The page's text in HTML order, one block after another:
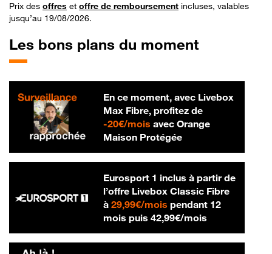
Prix des offres et offre de remboursement incluses, valables
jusqu’au 19/08/2026.
Les bons plans du moment
En ce moment, avec Livebox
Max Fibre, profitez de
-20€/mois20 € par mois
avec Orange
Maison Protégée
Eurosport 1 inclus à partir de
l’offre Livebox Classic Fibre
à 29,99€/mois29,99 € par mois
pendant 12
mois puis 42,99€/mois42,99 € par